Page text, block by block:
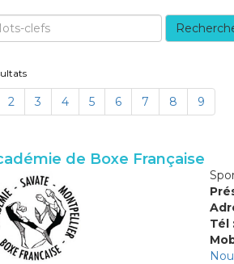
2 3 4 5 6 7 8 9
de Boxe Française
Tél